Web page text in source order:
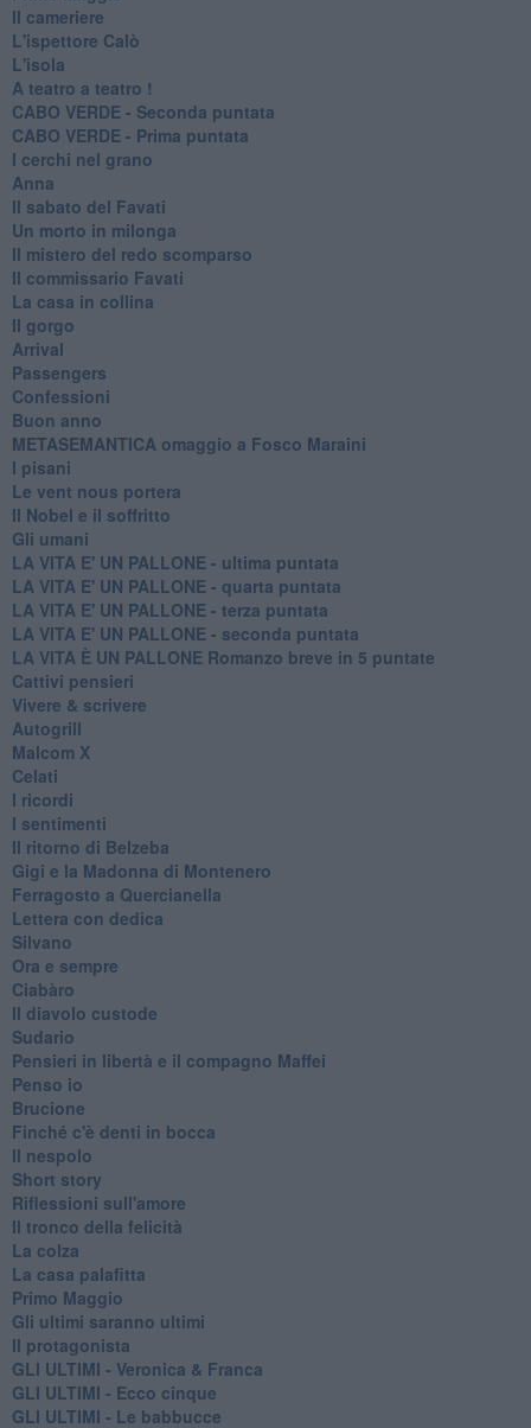
Il cameriere
L'ispettore Calò
L'isola
A teatro a teatro !
CABO VERDE - Seconda puntata
CABO VERDE - Prima puntata
I cerchi nel grano
Anna
Il sabato del Favati
Un morto in milonga
Il mistero del redo scomparso
Il commissario Favati
La casa in collina
Il gorgo
Arrival
Passengers
Confessioni
Buon anno
METASEMANTICA omaggio a Fosco Maraini
I pisani
Le vent nous portera
Il Nobel e il soffritto
Gli umani
LA VITA E' UN PALLONE - ultima puntata
LA VITA E' UN PALLONE - quarta puntata
LA VITA E' UN PALLONE - terza puntata
LA VITA E' UN PALLONE - seconda puntata
LA VITA È UN PALLONE Romanzo breve in 5 puntate
Cattivi pensieri
Vivere & scrivere
Autogrill
Malcom X
Celati
I ricordi
I sentimenti
Il ritorno di Belzeba
Gigi e la Madonna di Montenero
Ferragosto a Quercianella
Lettera con dedica
Silvano
Ora e sempre
Ciabàro
Il diavolo custode
Sudario
Pensieri in libertà e il compagno Maffei
Penso io
Brucione
Finché c'è denti in bocca
Il nespolo
Short story
Riflessioni sull'amore
Il tronco della felicità
La colza
La casa palafitta
Primo Maggio
Gli ultimi saranno ultimi
Il protagonista
GLI ULTIMI - Veronica & Franca
GLI ULTIMI - Ecco cinque
GLI ULTIMI - Le babbucce